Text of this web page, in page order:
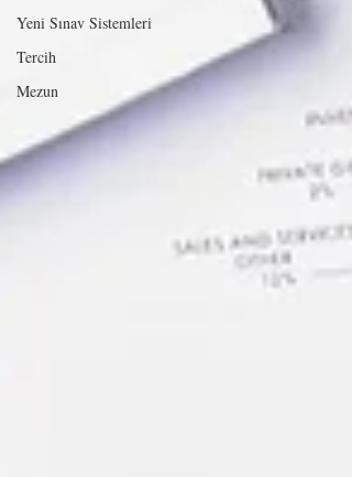
Yeni Sınav Sistemleri
Tercih
Mezun